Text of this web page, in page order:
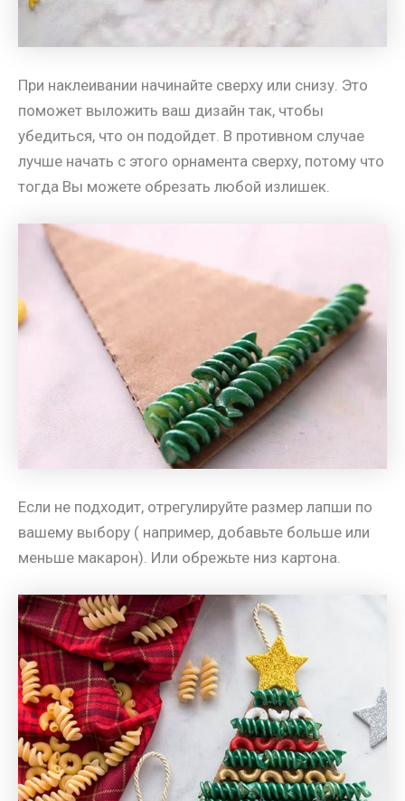
При наклеивании начинайте сверху или снизу. Это
поможет выложить ваш дизайн так, чтобы
убедиться, что он подойдет. В противном случае
лучше начать с этого орнамента сверху, потому что
тогда Вы можете обрезать любой излишек.
Если не подходит, отрегулируйте размер лапши по
вашему выбору ( например, добавьте больше или
меньше макарон). Или обрежьте низ картона.